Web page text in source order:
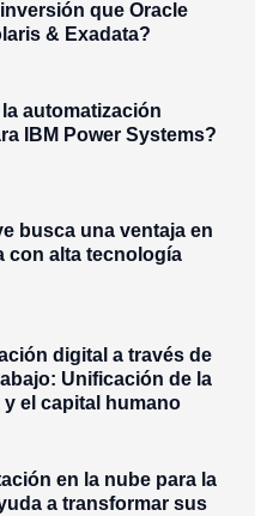
que Oracle
& Exadata?
automatización
IBM Power Systems?
busca una ventaja en
con alta tecnología
digital a través de
Unificación de la
el capital humano
en la nube para la
a transformar sus